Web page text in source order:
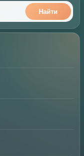
Найти